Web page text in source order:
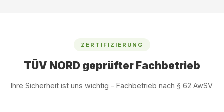
ZERTIFIZIERUNG
TÜV NORD geprüfter Fachbetrieb
Ihre Sicherheit ist uns wichtig – Fachbetrieb nach § 62 AwSV